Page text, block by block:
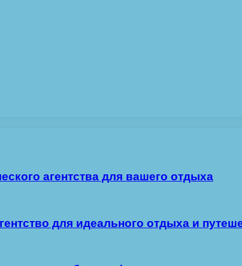
агентства для вашего отдыха
для идеального отдыха и